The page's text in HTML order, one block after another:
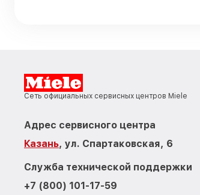
Сеть официальных сервисных центров Miele
Адрес сервисного центра
Казань, ул. Спартаковская, 6
Служба технической поддержки
+7 (800) 101-17-59